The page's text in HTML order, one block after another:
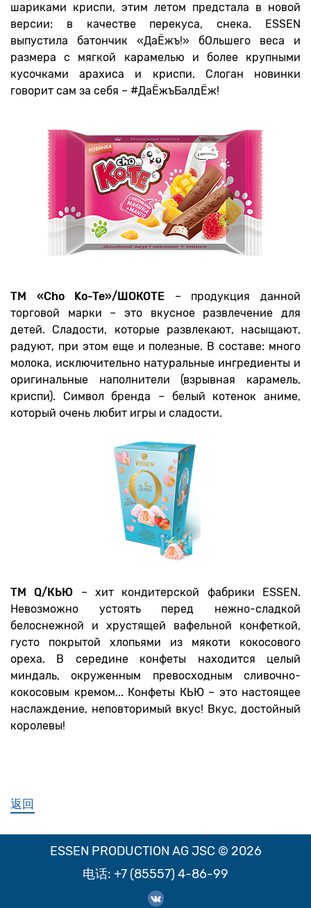
шариками криспи, этим летом предстала в новой
версии: в качестве перекуса, снека. ESSEN
выпустила батончик «ДаЁжъ!» бОльшего веса и
размера с мягкой карамелью и более крупными
кусочками арахиса и криспи. Слоган новинки
говорит сам за себя – #ДаЁжъБалдЁж!
ТМ «Cho Ko-Te»/ШОКОТЕ – продукция данной
торговой марки – это вкусное развлечение для
детей. Сладости, которые развлекают, насыщают,
радуют, при этом еще и полезные. В составе: много
молока, исключительно натуральные ингредиенты и
оригинальные наполнители (взрывная карамель,
криспи). Символ бренда – белый котенок аниме,
который очень любит игры и сладости.
ТМ Q/КЬЮ – хит кондитерской фабрики ESSEN.
Невозможно устоять перед нежно-сладкой
белоснежной и хрустящей вафельной конфеткой,
густо покрытой хлопьями из мякоти кокосового
ореха. В середине конфеты находится целый
миндаль, окруженным превосходным сливочно-
кокосовым кремом... Конфеты КЬЮ – это настоящее
наслаждение, неповторимый вкус! Вкус, достойный
королевы!
返回
ESSEN PRODUCTION AG JSC © 2026
电话: +7 (85557) 4-86-99